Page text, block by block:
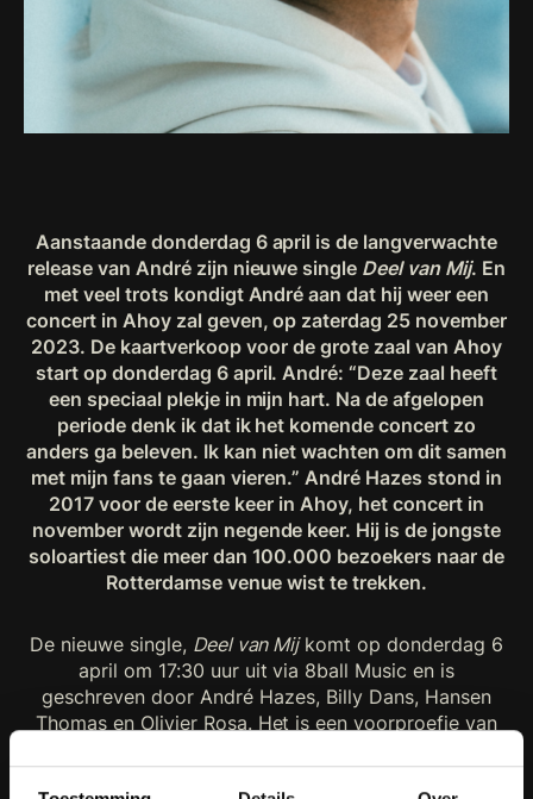
Aanstaande donderdag 6 april is de langverwachte
release van André zijn nieuwe single Deel van Mij. En
met veel trots kondigt André aan dat hij weer een
concert in Ahoy zal geven, op zaterdag 25 november
2023. De kaartverkoop voor de grote zaal van Ahoy
start op donderdag 6 april. André: “Deze zaal heeft
een speciaal plekje in mijn hart. Na de afgelopen
periode denk ik dat ik het komende concert zo
anders ga beleven. Ik kan niet wachten om dit samen
met mijn fans te gaan vieren.” André Hazes stond in
2017 voor de eerste keer in Ahoy, het concert in
november wordt zijn negende keer. Hij is de jongste
soloartiest die meer dan 100.000 bezoekers naar de
Rotterdamse venue wist te trekken.
De nieuwe single, Deel van Mijkomt op donderdag 6
april om 17:30 uur uit via 8ball Music en is
geschreven door André Hazes, Billy Dans, Hansen
Thomas en Olivier Rosa. Het is een voorproefje van